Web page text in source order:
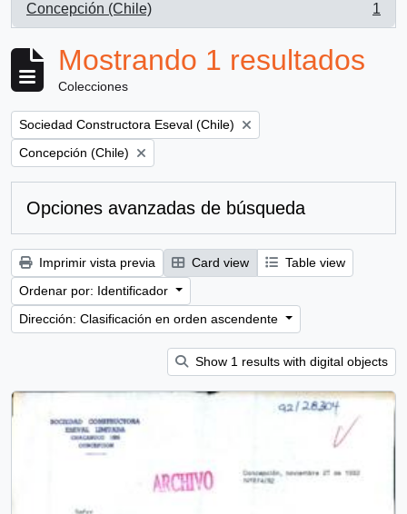
Concepción (Chile)
, 1 resultados
1
Mostrando 1 resultados
Colecciones
Remove filter:
Sociedad Constructora Eseval (Chile)
Remove filter:
Concepción (Chile)
Opciones avanzadas de búsqueda
Imprimir vista previa Card view
Table view
Ordenar por: Identificador
Dirección: Clasificación en orden ascendente
Show 1 results with digital objects